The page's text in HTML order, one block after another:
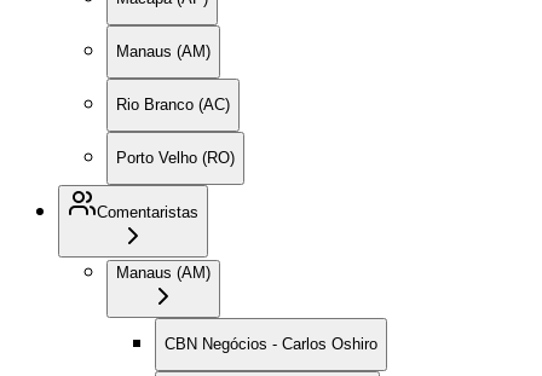
Manaus (AM)
Rio Branco (AC)
Porto Velho (RO)
Comentaristas
Manaus (AM)
CBN Negócios - Carlos Oshiro